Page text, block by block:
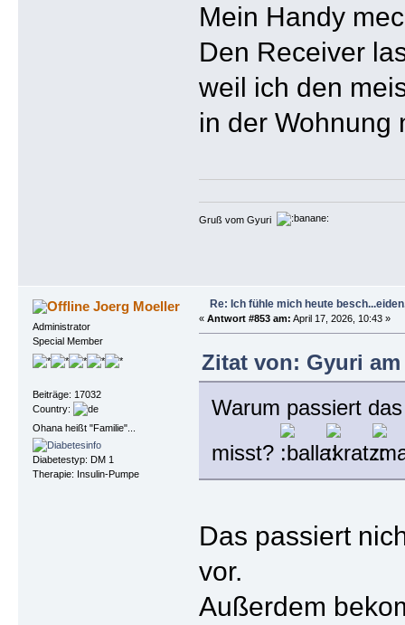
Mein Handy
Den Receiver
weil ich den
in der Wohnung
Gruß vom Gyuri
Joerg Moeller
Administrator
Special Member
Beiträge: 17032
Country:
Ohana heißt "Familie"...
Diabetestyp: DM 1
Therapie: Insulin-Pumpe
Re: Ich fühle mich heute
« Antwort #853 am: April 17, 2026, 10:43 »
Zitat von: Gyuri am
Warum passiert
misst?
Das passiert
vor.
Außerdem